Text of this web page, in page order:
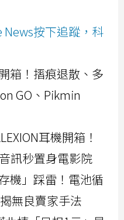
News按下追蹤，科
箱！摺痕退散、多
GO、Pikmin
耳機開箱！
訊秒置身電影院
機」踩雷！電池循
無良賣家手法